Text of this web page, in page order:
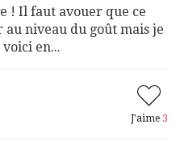
! Il faut avouer que ce
niveau du goût mais je
en...
J'aime 3